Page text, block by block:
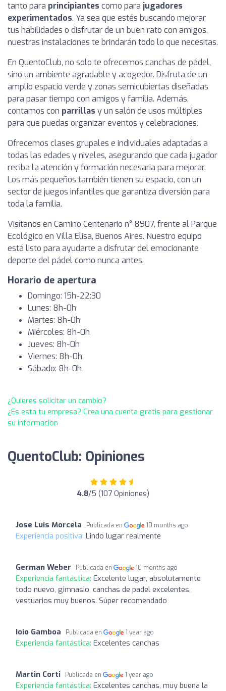
tanto para principiantes como para jugadores
experimentados. Ya sea que estés buscando mejorar
tus habilidades o disfrutar de un buen rato con amigos,
nuestras instalaciones te brindarán todo lo que necesitas.
En QuentoClub, no solo te ofrecemos canchas de pádel,
sino un ambiente agradable y acogedor. Disfruta de un
amplio espacio verde y zonas semicubiertas diseñadas
para pasar tiempo con amigos y familia. Además,
contamos con parrillas y un salón de usos múltiples
para que puedas organizar eventos y celebraciones.
Ofrecemos clases grupales e individuales adaptadas a
todas las edades y niveles, asegurando que cada jugador
reciba la atención y formación necesaria para mejorar.
Los más pequeños también tienen su espacio, con un
sector de juegos infantiles que garantiza diversión para
toda la familia.
Visítanos en Camino Centenario n° 8907, frente al Parque
Ecológico en Villa Elisa, Buenos Aires. Nuestro equipo
está listo para ayudarte a disfrutar del emocionante
deporte del pádel como nunca antes.
Horario de apertura
Domingo: 15h-22:30
Lunes: 8h-0h
Martes: 8h-0h
Miércoles: 8h-0h
Jueves: 8h-0h
Viernes: 8h-0h
Sábado: 8h-0h
¿Quieres solicitar un cambio?
¿Es esta tu empresa? Crea una cuenta gratis para gestionar
su información
QuentoClub: Opiniones
4.8/5 (107 Opiniones)
Jose Luis Morcela Publicada en 10 months ago
Experiencia positiva: Lindo lugar realmente
German Weber Publicada en 10 months ago
Experiencia fantástica: Excelente lugar, absolutamente
todo nuevo, gimnasio, canchas de padel excelentes,
vestuarios muy buenos. Súper recomendado
Ioio Gamboa Publicada en 1 year ago
Experiencia fantástica: Excelentes canchas
Martin Corti Publicada en 1 year ago
Experiencia fantástica: Excelentes canchas, muy buena la